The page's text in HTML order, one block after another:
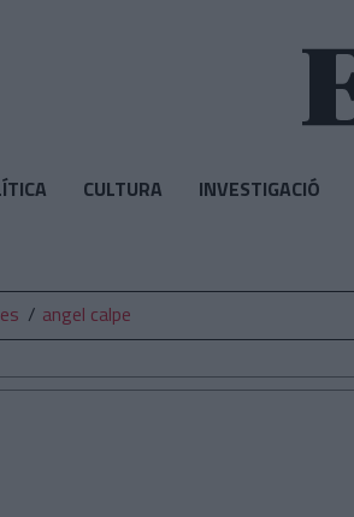
CULTURA INVESTIGACIÓ
angel calpe